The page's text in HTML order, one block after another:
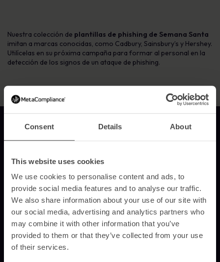
Consent Details About
This website uses cookies
We use cookies to personalise content and ads, to
provide social media features and to analyse our traffic.
We also share information about your use of our site with
our social media, advertising and analytics partners who
may combine it with other information that you’ve
provided to them or that they’ve collected from your use
of their services.
Nuestra colección de plantillas de phishing de Semana Santa
imitan a marcas conocidas, como Cadbury, Sainsbury’s y Hershey.
Utilícelas en su próxima campaña para formar al personal en la
detección de los signos de un ataque de phishing.
Enlace a la página de inicio
MetaCompliance ofrece a empresas y organizaciones formación en
concienciación sobre seguridad que es efectiva, personalizada y
fácilmente medible.
© 2026 MetaCompliance® Todos los derechos reservados.
Solicitar una demo